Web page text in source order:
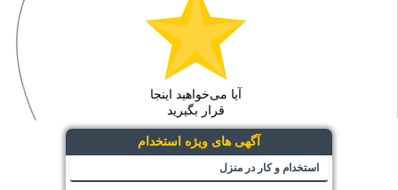
آیا می‌خواهید اینجا
قرار بگیرید
آگهی های ویژه استخدام
استخدام و کار در منزل